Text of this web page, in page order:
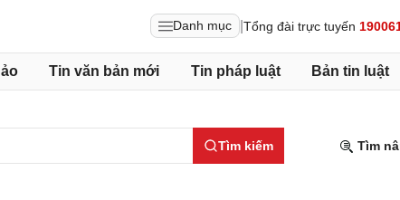
Danh mục Tổng đài trực tuyến
Tin văn bản mới Tin pháp luật Bản tin luật
Tìm kiếm Tìm